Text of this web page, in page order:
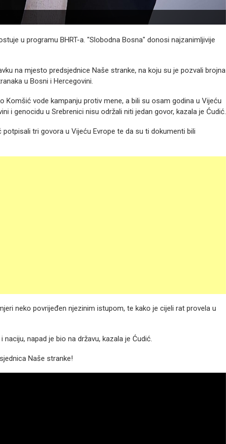
u programu BHRT-a. "Slobodna Bosna" donosi najzanimljivije
na mjesto predsjednice Naše stranke, na koju su je pozvali brojna
u Bosni i Hercegovini.
Komšić vode kampanju protiv mene, a bili su osam godina u Vijeću
i genocidu u Srebrenici nisu održali niti jedan govor, kazala je Ćudić.
tri govora u Vijeću Evrope te da su ti dokumenti bili
neko povrijeđen njezinim istupom, te kako je cijeli rat provela u
napad je bio na državu, kazala je Ćudić.
Naše stranke!